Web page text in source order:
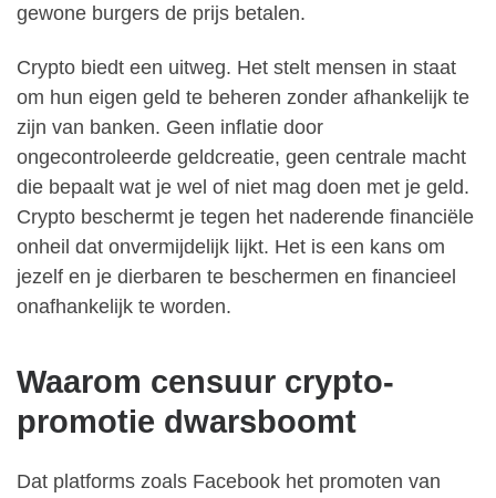
gewone burgers de prijs betalen.
Crypto biedt een uitweg. Het stelt mensen in staat
om hun eigen geld te beheren zonder afhankelijk te
zijn van banken. Geen inflatie door
ongecontroleerde geldcreatie, geen centrale macht
die bepaalt wat je wel of niet mag doen met je geld.
Crypto beschermt je tegen het naderende financiële
onheil dat onvermijdelijk lijkt. Het is een kans om
jezelf en je dierbaren te beschermen en financieel
onafhankelijk te worden.
Waarom censuur crypto-
promotie dwarsboomt
Dat platforms zoals Facebook het promoten van